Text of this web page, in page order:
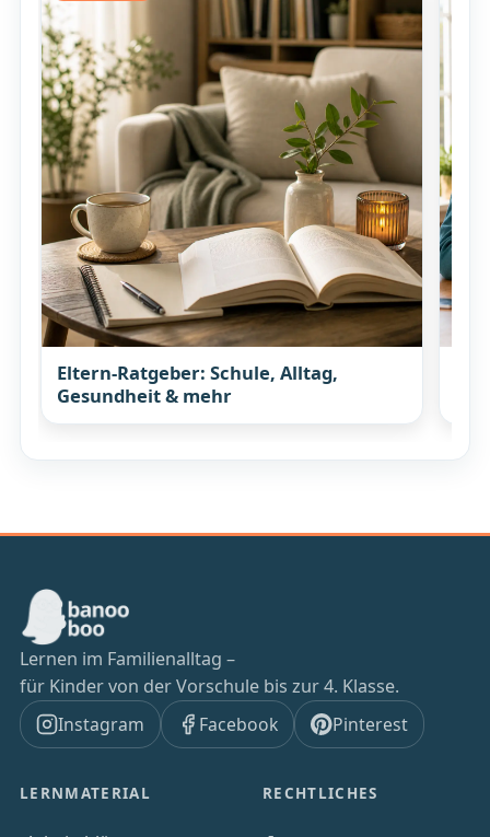
Eltern-Ratgeber: Schule, Alltag,
Gesundheit & mehr
Lernen im Familienalltag –
für Kinder von der Vorschule bis zur 4. Klasse.
Instagram
Facebook Pinterest
LERNMATERIAL RECHTLICHES